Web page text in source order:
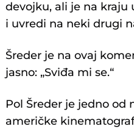
devojku, ali je na kraju
i uvredi na neki drugi
Šreder je na ovaj
jasno: „Sviđa mi se.“
Pol Šreder je jedno od
američke